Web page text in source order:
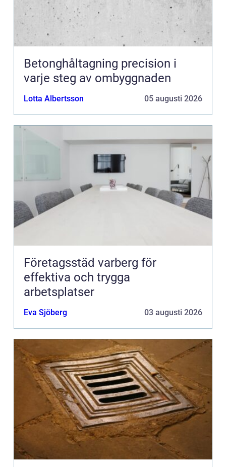
Betonghåltagning precision i
varje steg av ombyggnaden
Lotta Albertsson 05 augusti 2026
Företagsstäd varberg för
effektiva och trygga
arbetsplatser
Eva Sjöberg 03 augusti 2026